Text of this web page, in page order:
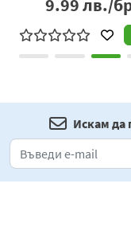
9.99лв./
Искам да